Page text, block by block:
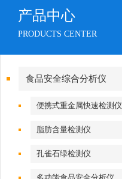
产品中心
PRODUCTS CENTER
食品安全综合分析仪
便携式重金属快速检测仪
脂肪含量检测仪
孔雀石绿检测仪